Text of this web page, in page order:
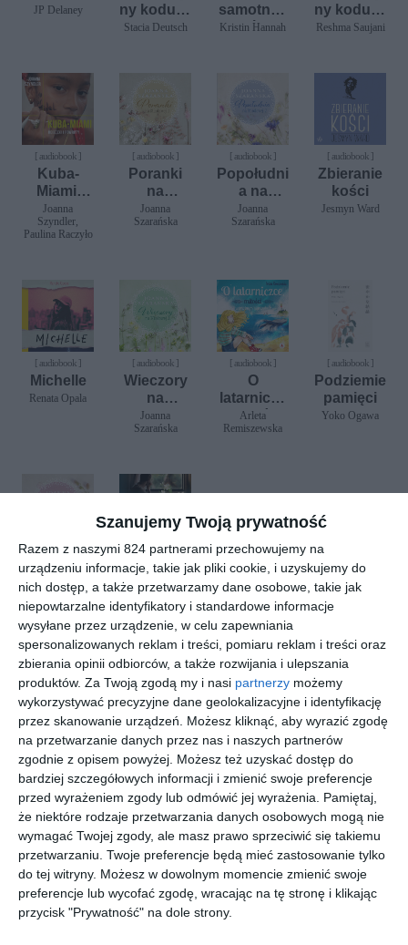
Szanujemy Twoją prywatność
Razem z naszymi 824 partnerami przechowujemy na
urządzeniu informacje, takie jak pliki cookie, i uzyskujemy do
nich dostęp, a także przetwarzamy dane osobowe, takie jak
niepowtarzalne identyfikatory i standardowe informacje
wysyłane przez urządzenie, w celu zapewniania
spersonalizowanych reklam i treści, pomiaru reklam i treści oraz
zbierania opinii odbiorców, a także rozwijania i ulepszania
produktów. Za Twoją zgodą my i nasi partnerzy możemy
wykorzystywać precyzyjne dane geolokalizacyjne i identyfikację
przez skanowanie urządzeń. Możesz kliknąć, aby wyrazić zgodę
na przetwarzanie danych przez nas i naszych partnerów
zgodnie z opisem powyżej. Możesz też uzyskać dostęp do
bardziej szczegółowych informacji i zmienić swoje preferencje
przed wyrażeniem zgody lub odmówić jej wyrażenia.
Pamiętaj,
że niektóre rodzaje przetwarzania danych osobowych mogą nie
wymagać Twojej zgody, ale masz prawo sprzeciwić się takiemu
przetwarzaniu. Twoje preferencje będą mieć zastosowanie tylko
do tej witryny. Możesz w dowolnym momencie zmienić swoje
preferencje lub wycofać zgodę, wracając na tę stronę i klikając
przycisk "Prywatność" na dole strony.
JP Delaney
ny kodują.
Tom 1.
Stacia Deutsch
samotnoś
ć
Kristin Hannah
ny kodują.
Ucz się
świat
Reshma Saujani
[ audiobook ]
Kuba-
Miami.
Ucieczki i
powroty
Joanna
Szyndler,
Paulina Raczyło
[ audiobook ]
Poranki
na
Miodowej
1
Joanna
Szarańska
[ audiobook ]
Popołudni
a na
Miodowej
2
Joanna
Szarańska
[ audiobook ]
Zbieranie
kości
Jesmyn Ward
[ audiobook ]
Michelle
Renata Opala
[ audiobook ]
Wieczory
na
Miodowej
3
Joanna
Szarańska
[ audiobook ]
O
latarniczc
e, miłości i
samotny
Arleta
Remiszewska
[ audiobook ]
Podziemie
pamięci
Yoko Ogawa
[ audiobook ]
Dzień na
Miodowej
5
Joanna
Szarańska
[ audiobook ]
Ballada o
śniących
kwiatach
Joanna
Szarańska
znaleziono:22
REKLAMA